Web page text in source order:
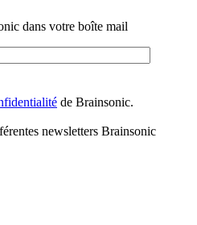
dans votre boîte mail
de Brainsonic.
newsletters Brainsonic